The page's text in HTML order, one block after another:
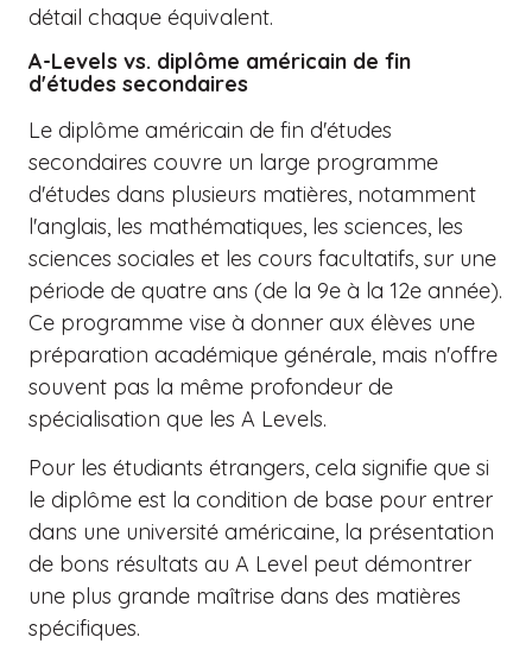
détail chaque équivalent.
A-Levels vs. diplôme américain de fin
d'études secondaires
Le diplôme américain de fin d'études
secondaires couvre un large programme
d'études dans plusieurs matières, notamment
l'anglais, les mathématiques, les sciences, les
sciences sociales et les cours facultatifs, sur une
période de quatre ans (de la 9e à la 12e année).
Ce programme vise à donner aux élèves une
préparation académique générale, mais n'offre
souvent pas la même profondeur de
spécialisation que les A Levels.
Pour les étudiants étrangers, cela signifie que si
le diplôme est la condition de base pour entrer
dans une université américaine, la présentation
de bons résultats au A Level peut démontrer
une plus grande maîtrise dans des matières
spécifiques.